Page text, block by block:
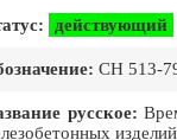
действующий
СН 513-
русское: